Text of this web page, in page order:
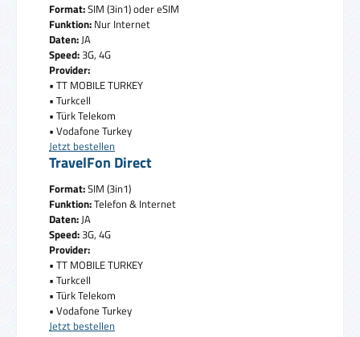
Format:SIM (3in1) oder eSIM
Funktion: Nur Internet
Daten:JA
Speed:3G, 4G
Provider:
• TT MOBILE TURKEY
• Turkcell
• Türk Telekom
• Vodafone Turkey
Jetzt bestellen
TravelFon Direct
Format:SIM (3in1)
Funktion:Telefon & Internet
Daten:JA
Speed:3G, 4G
Provider:
• TT MOBILE TURKEY
• Turkcell
• Türk Telekom
• Vodafone Turkey
Jetzt bestellen